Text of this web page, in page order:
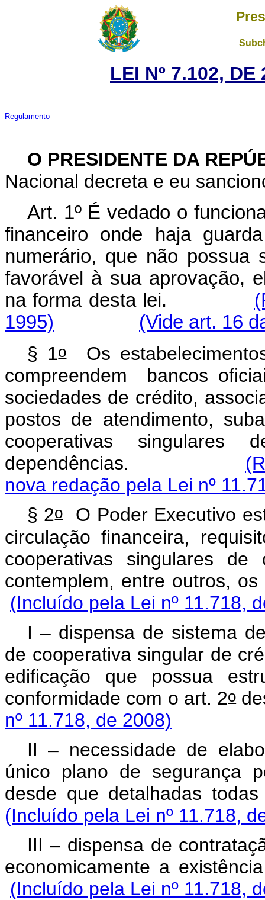
LEI Nº 7.102,
Regulamento
O PRESIDENTE DA
Nacional decreta e eu
Art. 1º É vedado o
financeiro onde haja
numerário, que não possua
favorável à sua aprovação,
na forma desta lei.
1995)
(Vide art. 16
§ 1oOs
compreendem bancos
sociedades de crédito,
postos de atendimento,
cooperativas
dependências.
nova redação pela Lei nº
§ 2oO Poder Executivo
circulação financeira,
cooperativas singulares
contemplem, entre
(Incluído pela Lei nº 11.718,
I – dispensa de sistema
de cooperativa singular de
edificação que possua
conformidade com o art. 2o
nº 11.718, de 2008)
II – necessidade de
único plano de segurança
desde que detalhadas
(Incluído pela Lei nº 11.718,
III – dispensa de
economicamente a
(Incluído pela Lei nº 11.718,